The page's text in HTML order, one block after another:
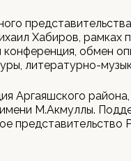
Хабиров, рамках
конференция, обмен
литературно-
Аргаяшского
М.Акмуллы.
представительство